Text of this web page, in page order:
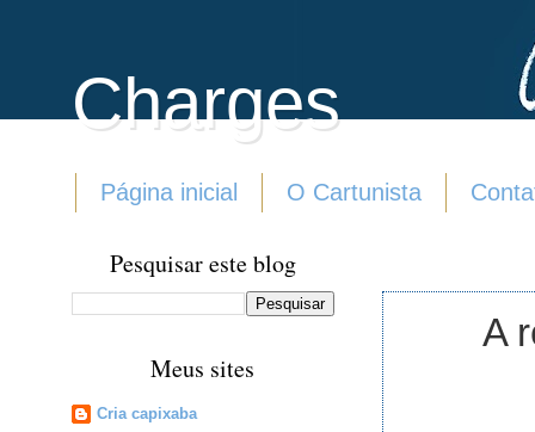
Charges
Página inicial O Cartunista
A
Pesquisar este blog
Meus sites
Cria capixaba